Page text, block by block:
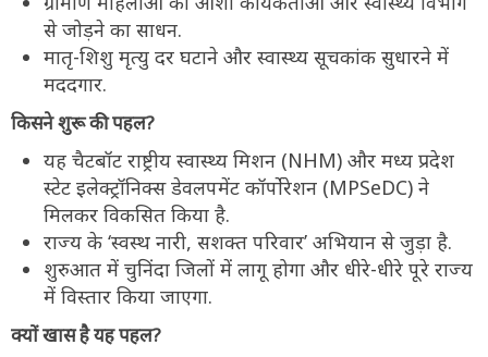
से जोड़ने का साधन.
मातृ-शिशु मृत्यु दर घटाने और स्वास्थ्य सूचकांक सुधारने में
मददगार.
किसने शुरू की पहल?
यह चैटबॉट राष्ट्रीय स्वास्थ्य मिशन (NHM) और मध्य प्रदेश
स्टेट इलेक्ट्रॉनिक्स डेवलपमेंट कॉर्पोरेशन (MPSeDC) ने
मिलकर विकसित किया है.
राज्य के ‘स्वस्थ नारी, सशक्त परिवार’ अभियान से जुड़ा है.
शुरुआत में चुनिंदा जिलों में लागू होगा और धीरे-धीरे पूरे राज्य
में विस्तार किया जाएगा.
क्यों खास है यह पहल?